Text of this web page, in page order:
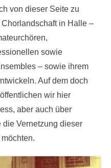
von dieser Seite zu
in Halle –
sowie
– sowie ihrem
Auf dem doch
wir hier
aber auch über
die Vernetzung dieser